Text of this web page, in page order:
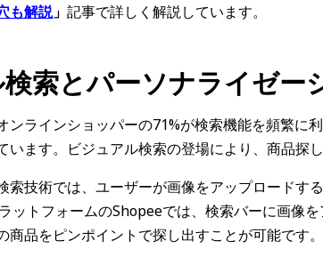
も解説」記事で詳しく解説しています。
索とパーソナライゼー
ンラインショッパーの71%が検索機能を頻繁に
います。ビジュアル検索の登場により、商品探
索技術では、ユーザーが画像をアップロードす
ットフォームのShopeeでは、検索バーに画像
商品をピンポイントで探し出すことが可能です。